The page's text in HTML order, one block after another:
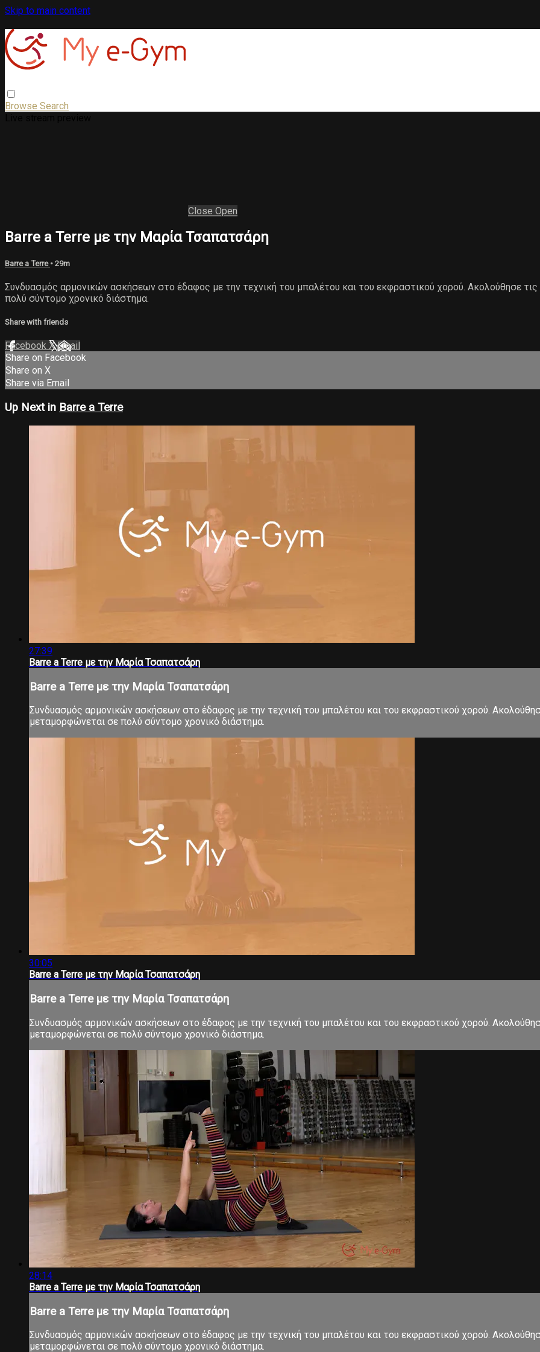
Skip to main content
Browse Search
Close Open
Barre a Terre με την Μαρία Τσαπατσάρη
Barre a Terre • 29m
Συνδυασμός αρμονικών ασκήσεων στο έδαφος με την τεχνική του μπαλέτου και του εκφραστικού χορού. Ακολούθησε
πολύ σύντομο χρονικό διάστημα.
Share with friends
Facebook XEmail
Share on Facebook
Share on X
Share via Email
Up Next in Barre a Terre
27:39
Barre a Terre με την Μαρία Τσαπατσάρη
Barre a Terre με την Μαρία Τσαπατσάρη
Συνδυασμός αρμονικών ασκήσεων στο έδαφος με την τεχνική του μπαλέτου και του εκφραστικού χορού.
μεταμορφώνεται σε πολύ σύντομο χρονικό διάστημα.
30:05
Barre a Terre με την Μαρία Τσαπατσάρη
Barre a Terre με την Μαρία Τσαπατσάρη
Συνδυασμός αρμονικών ασκήσεων στο έδαφος με την τεχνική του μπαλέτου και του εκφραστικού χορού.
μεταμορφώνεται σε πολύ σύντομο χρονικό διάστημα.
28:14
Barre a Terre με την Μαρία Τσαπατσάρη
Barre a Terre με την Μαρία Τσαπατσάρη
Συνδυασμός αρμονικών ασκήσεων στο έδαφος με την τεχνική του μπαλέτου και του εκφραστικού χορού.
μεταμορφώνεται σε πολύ σύντομο χρονικό διάστημα.